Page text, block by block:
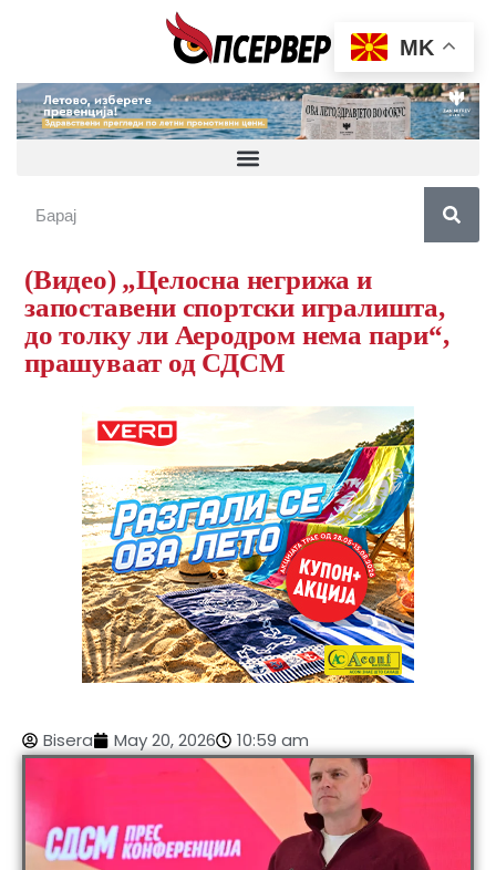
(Видео) „Целосна негрижа и
запоставени спортски игралишта,
до толку ли Аеродром нема пари“,
прашуваат од СДСМ
Bisera May 20, 2026 10:59 am
MK